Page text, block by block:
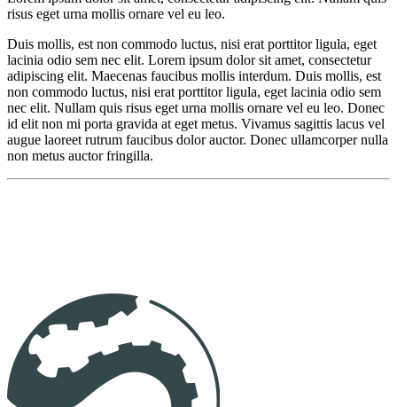
risus eget urna mollis ornare vel eu leo.
Duis mollis, est non commodo luctus, nisi erat porttitor ligula, eget
lacinia odio sem nec elit. Lorem ipsum dolor sit amet, consectetur
adipiscing elit. Maecenas faucibus mollis interdum. Duis mollis, est
non commodo luctus, nisi erat porttitor ligula, eget lacinia odio sem
nec elit. Nullam quis risus eget urna mollis ornare vel eu leo. Donec
id elit non mi porta gravida at eget metus. Vivamus sagittis lacus vel
augue laoreet rutrum faucibus dolor auctor. Donec ullamcorper nulla
non metus auctor fringilla.